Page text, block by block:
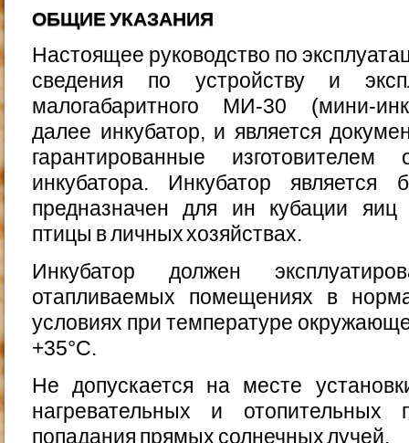
ОБЩИЕ УКАЗАНИЯ
Настоящее руководство по
сведения по устройству и
малогабаритного МИ-30 (мини-
далее инкубатор, и является
гарантированные
инкубато­ра. Инкубатор
предназначен для ин кубации яиц
птицы в личных хозяйствах.
Инкубатор должен
отапливаемых помеще­ниях в
условиях при температуре
+35°С.
Не допускается на месте
нагревательных и отопительных
попадания прямых солнечных лучей.